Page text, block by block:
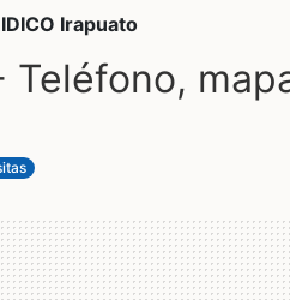
Irapuato
Teléfono,